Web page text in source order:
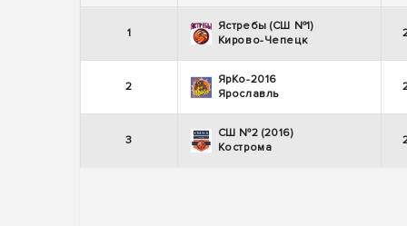
1
Ястребы (СШ №1)
Кирово-Чепецк
2
ЯрКо-2016
Ярославль
3
СШ №2 (2016)
Кострома